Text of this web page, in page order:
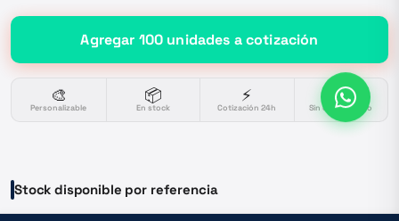
Agregar 100 unidades a cotización
🎨
Personalizable
📦
En stock
⚡
Cotización 24h
🔒
Sin compromiso
Stock disponible por referencia